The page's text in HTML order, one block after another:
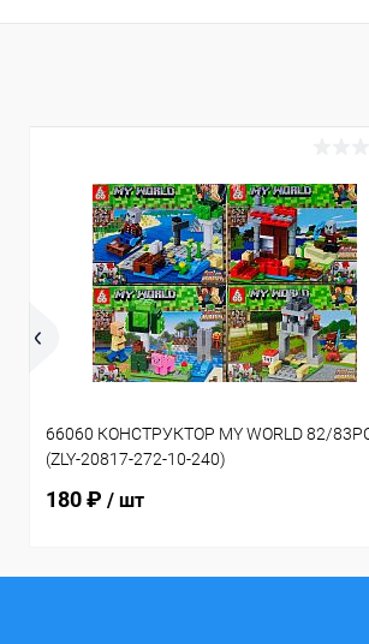
66060 КОНСТРУКТОР MY WORLD 82/
(ZLY-20817-272-10-240)
180 ₽ / шт